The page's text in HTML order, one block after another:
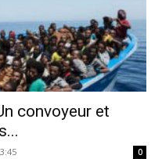
convoyeur et
0